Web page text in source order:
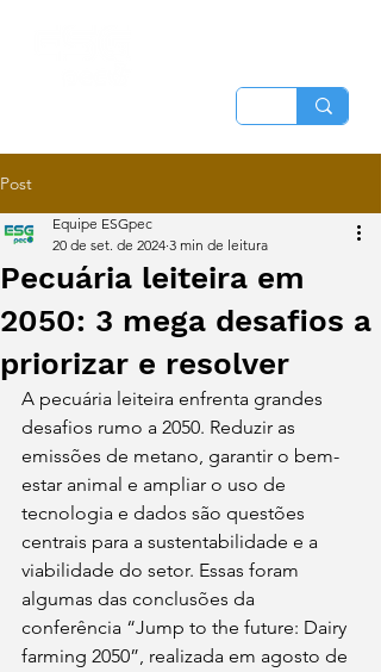
Post
Pecuária leiteira em
2050: 3 mega desafios a
priorizar e resolver
Equipe ESGpec
20 de set. de 2024 3 min de leitura
A pecuária leiteira enfrenta grandes
desafios rumo a 2050. Reduzir as
emissões de metano, garantir o bem-
estar animal e ampliar o uso de
tecnologia e dados são questões
centrais para a sustentabilidade e a
viabilidade do setor. Essas foram
algumas das conclusões da
conferência “Jump to the future: Dairy
farming 2050”, realizada em agosto de